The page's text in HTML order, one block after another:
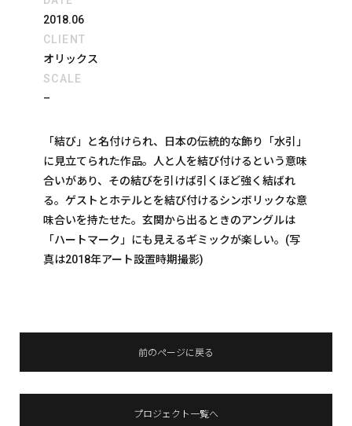
2018.06
CLIENT
オリックス
SCALE
–
「結び」と名付けられ、日本の伝統的な飾り「水引」
に見立てられた作品。人と人を結び付けるという意味
合いがあり、その結びを引けば引くほど強く結ばれ
る。ゲストとホテルとを結び付けるシンボリックな意
味合いを持たせた。玄関から出るときのアングルは
「ハートマーク」にも見えるギミックが楽しい。 (写
真は2018年アート設置時期撮影)
前のページに戻る
プロジェクト一覧へ